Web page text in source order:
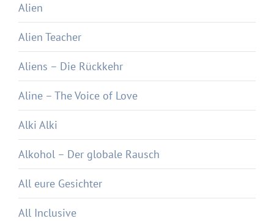
Alien
Alien Teacher
Aliens – Die Rückkehr
Aline – The Voice of Love
Alki Alki
Alkohol – Der globale Rausch
All eure Gesichter
All Inclusive